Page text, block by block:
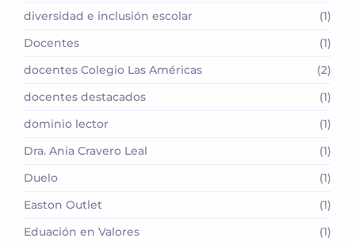
diversidad e inclusión escolar
(1)
Docentes
(1)
docentes Colegio Las Américas
(2)
docentes destacados
(1)
dominio lector
(1)
Dra. Ania Cravero Leal
(1)
Duelo
(1)
Easton Outlet
(1)
Eduación en Valores
(1)